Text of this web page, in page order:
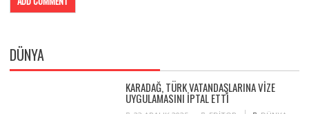
DÜNYA
KARADAĞ, TÜRK VATANDAŞLARINA VIZE
UYGULAMASINI IPTAL ETTI